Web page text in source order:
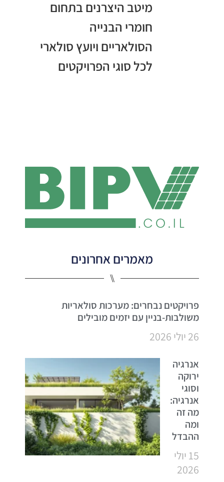
מיטב היצרנים בתחום
חומרי הבנייה
הסולאריים ויועץ סולארי
לכל סוגי הפרויקטים
מאמרים אחרונים
⑊
פרויקטים נבחרים: מערכות סולאריות
משולבות-בניין עם יזמים מובילים
26 יולי 2026
אנרגיה
ירוקה
וסוגי
אנרגיה:
מה זה
ומה
ההבדל
15 יולי
2026